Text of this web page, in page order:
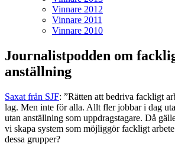
Vinnare 2012
Vinnare 2011
Vinnare 2010
Journalistpodden om
anställning
Saxat från SJF: ”Rätten att bedriva fackligt
lag. Men inte för alla. Allt fler jobbar i dag
utan anställning som uppdragstagare. Då
vi skapa system som möjliggör fackligt
dessa grupper?